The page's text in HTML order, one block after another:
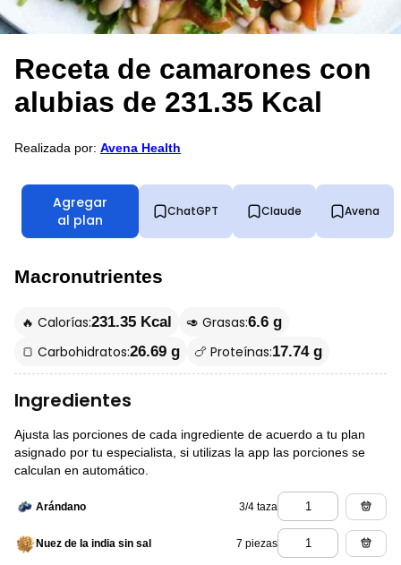
Receta de camarones con
alubias de 231.35 Kcal
Realizada por: Avena Health
Agregar
al plan
ChatGPT Claude Avena
Macronutrientes
🔥 Calorías:231.35 Kcal 🥑 Grasas:6.6 g
🍞 Carbohidratos:26.69 g 🍗 Proteínas:17.74 g
Ingredientes
Ajusta las porciones de cada ingrediente de acuerdo a tu plan
asignado por tu especialista, si utilizas la app las porciones se
calculan en automático.
Arándano 3/4 taza
Nuez de la india sin sal 7 piezas